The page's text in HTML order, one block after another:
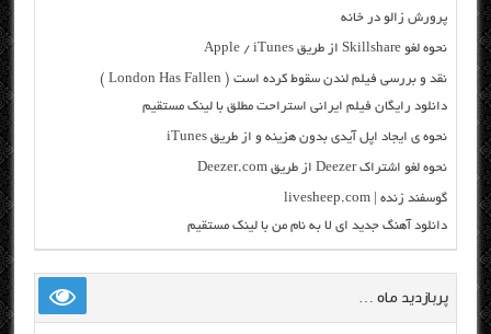
پرورش زالو در خانه
نحوه لغو Skillshare از طریق Apple / iTunes
نقد و بررسی فیلم لندن سقوط کرده است ( London Has Fallen )
دانلود رایگان فیلم ایرانی استراحت مطلق با لینک مستقیم
نحوه ی ایجاد اپل آیدی بدون هزینه و از طریق iTunes
نحوه لغو اشتراک Deezer از طریق Deezer.com
گوسفند زنده | livesheep.com
دانلود آهنگ جدید ای لا به نام من با لینک مستقیم
پربازدید ماه …